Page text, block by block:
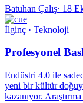
Batuhan Çalış· 18
İlginç · Teknoloji
Profesyonel
Endüstri 4.0 ile
yeni bir kültür
kazanıyor.